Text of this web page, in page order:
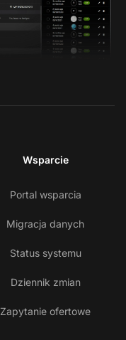
Wsparcie
Portal wsparcia
Migracja danych
Status systemu
Dziennik zmian
Zapytanie ofertowe